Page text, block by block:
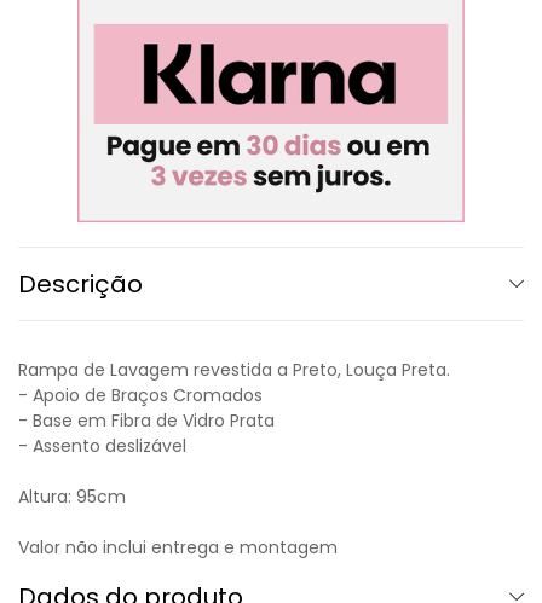
Descrição
Rampa de Lavagem revestida a Preto, Louça Preta.
- Apoio de Braços Cromados
- Base em Fibra de Vidro Prata
- Assento deslizável
Altura: 95cm
Valor não inclui entrega e montagem